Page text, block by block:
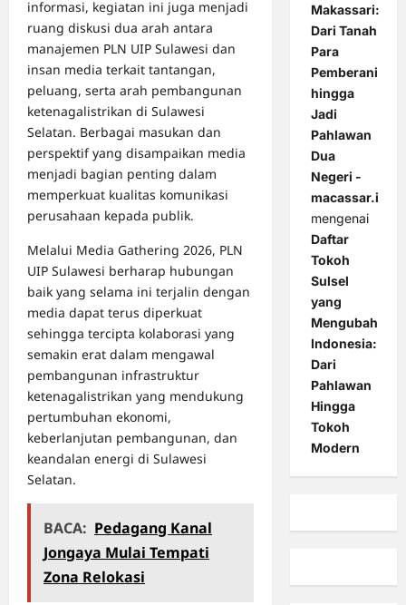
informasi, kegiatan ini juga menjadi
ruang diskusi dua arah antara
manajemen PLN UIP Sulawesi dan
insan media terkait tantangan,
peluang, serta arah pembangunan
ketenagalistrikan di Sulawesi
Selatan. Berbagai masukan dan
perspektif yang disampaikan media
menjadi bagian penting dalam
memperkuat kualitas komunikasi
perusahaan kepada publik.
Melalui Media Gathering 2026, PLN
UIP Sulawesi berharap hubungan
baik yang selama ini terjalin dengan
media dapat terus diperkuat
sehingga tercipta kolaborasi yang
semakin erat dalam mengawal
pembangunan infrastruktur
ketenagalistrikan yang mendukung
pertumbuhan ekonomi,
keberlanjutan pembangunan, dan
keandalan energi di Sulawesi
Selatan.
BACA: Pedagang Kanal
Jongaya Mulai Tempati
Zona Relokasi
Makassari:
Dari Tanah
Para
Pemberani
hingga
Jadi
Pahlawan
Dua
Negeri -
macassar.id
mengenai
Daftar
Tokoh
Sulsel
yang
Mengubah
Indonesia:
Dari
Pahlawan
Hingga
Tokoh
Modern